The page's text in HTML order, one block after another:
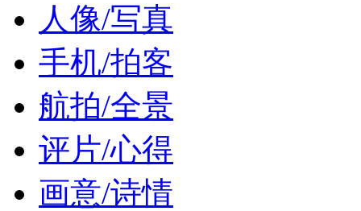
人像/写真
手机/拍客
航拍/全景
评片/心得
画意/诗情